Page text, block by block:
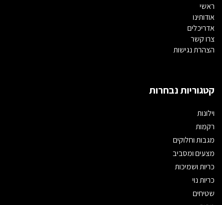
ראשי
אודותינו
אדריכלים
צרו קשר
הצהרת נגישות
קטגוריות נבחרות
וילונות
רקמות
מגבות וחלוקים
מצעים ומסביב
כריות ושמיכות
כריות נוי
שטיחים